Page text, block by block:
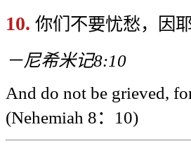
10. 你们不要忧愁，因
－尼希米记8:10
And do not be grieved,
(Nehemiah 8：10)